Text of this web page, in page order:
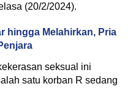
(20/2/2024).
hingga Melahirkan, Pria
seksual ini
satu korban R sedang